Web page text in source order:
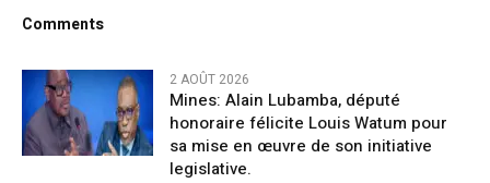
Comments
2 AOÛT 2026
Mines: Alain Lubamba, député
honoraire félicite Louis Watum pour
sa mise en œuvre de son initiative
legislative.